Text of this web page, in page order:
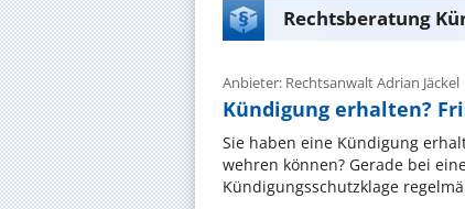
Rechtsberatung
Anbieter: Rechtsanwalt Adrian Jäckel
Kündigung erhalten?
Sie haben eine Kündigung
wehren können? Gerade bei
Kündigungsschutzklage